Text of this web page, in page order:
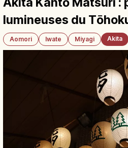
lumineuses du
Aomori Iwate Miyagi Akita